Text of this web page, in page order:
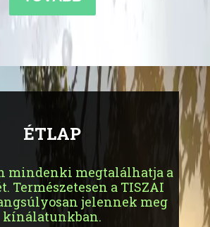
ÉTLAP
mindenki megtalálhatja a
Természetesen a TISZAI
jelennek meg
kínálatunkban.